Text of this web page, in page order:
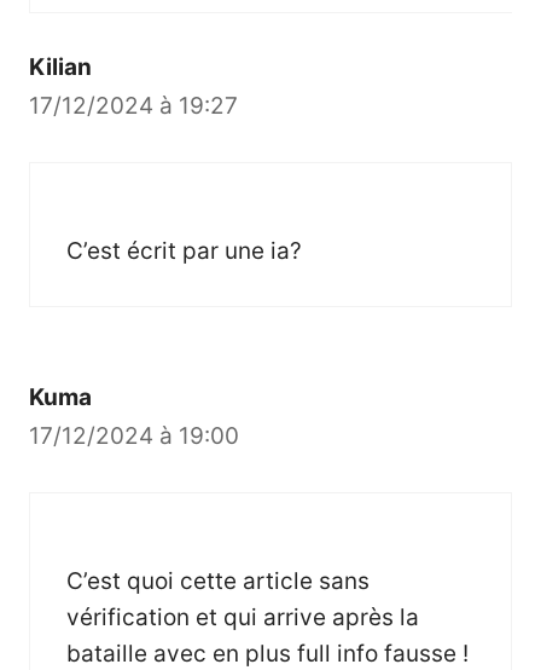
Kilian
17/12/2024 à 19:27
C’est écrit par une ia?
Kuma
17/12/2024 à 19:00
C’est quoi cette article sans
vérification et qui arrive après la
bataille avec en plus full info fausse !